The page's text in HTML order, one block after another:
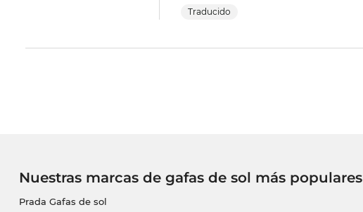
Traducido
Nuestras marcas de gafas de sol más populares
Prada Gafas de sol